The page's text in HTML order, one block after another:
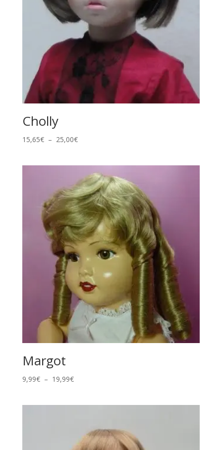
Cholly
15,65€ – 25,00€Plage
15,65€
à
25,00€
Margot
9,99€ – 19,99€Plage
19,99€